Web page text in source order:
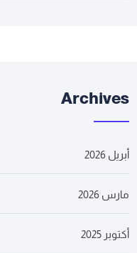
Archives
أبريل 2026
مارس 2026
أكتوبر 2025